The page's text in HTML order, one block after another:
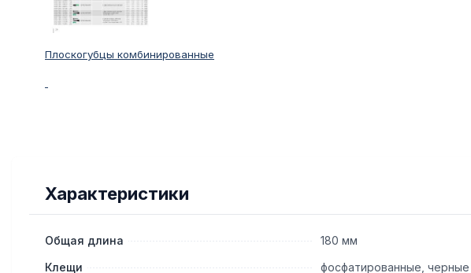
Плоскогубцы комбинированные
Характеристики
Общая длина
180 мм
Клещи
фосфатированные, черные